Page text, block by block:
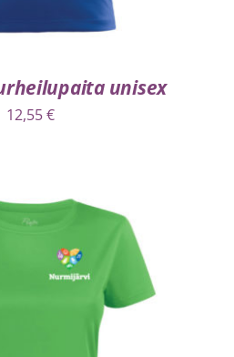
unisex
12,55€